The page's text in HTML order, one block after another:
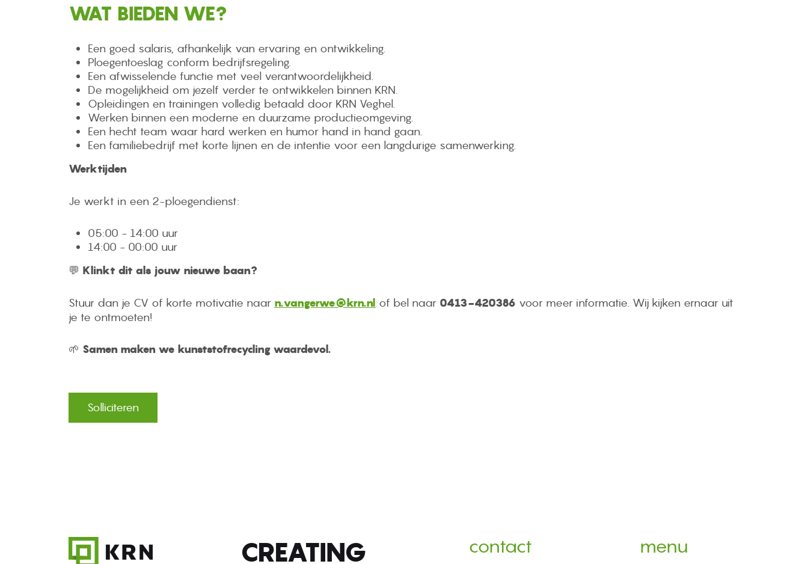
WAT BIEDEN WE?
Een goed salaris, afhankelijk van ervaring en ontwikkeling.
Ploegentoeslag conform bedrijfsregeling.
Een afwisselende functie met veel verantwoordelijkheid.
De mogelijkheid om jezelf verder te ontwikkelen binnen KRN.
Opleidingen en trainingen volledig betaald door KRN Veghel.
Werken binnen een moderne en duurzame productieomgeving.
Een hecht team waar hard werken en humor hand in hand gaan.
Een familiebedrijf met korte lijnen en de intentie voor een langdurige samenwerking.
Werktijden
Je werkt in een 2-ploegendienst:
05:00 - 14:00 uur
14:00 - 00:00 uur
💬 Klinkt dit als jouw nieuwe baan?
Stuur dan je CV of korte motivatie naar n.vangerwe@krn.nl of bel naar 0413-420386 voor meer informatie. Wij kijken ernaar uit
je te ontmoeten!
🌱 Samen maken we kunststofrecycling waardevol.
Solliciteren
CREATING contact menu